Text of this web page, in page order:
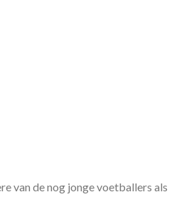
van de nog jonge voetballers als